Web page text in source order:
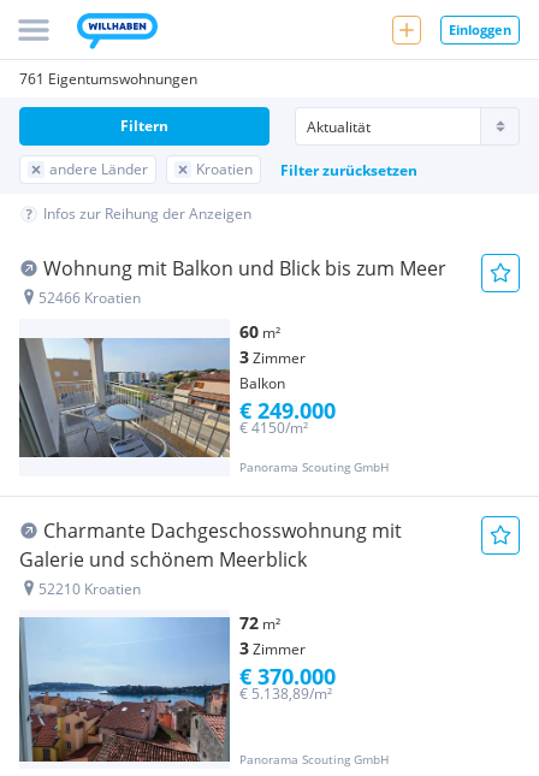
Einloggen
761 Eigentumswohnungen
andere Länder Kroatien Filter zurücksetzen
Filtern
Infos zur Reihung der Anzeigen
Wohnung mit Balkon und Blick bis zum Meer
52466 Kroatien
60 m²
3Zimmer
Balkon
Panorama Scouting GmbH
€ 4150/m²
€ 249.000
Charmante Dachgeschosswohnung mit
Galerie und schönem Meerblick
52210 Kroatien
72 m²
3Zimmer
Panorama Scouting GmbH
€ 5.138,89/m²
€ 370.000